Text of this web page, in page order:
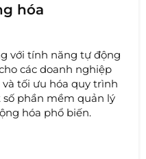
hóa
với tính năng tự động
các doanh nghiệp
tối ưu hóa quy trình
phần mềm quản lý
hóa phổ biến.